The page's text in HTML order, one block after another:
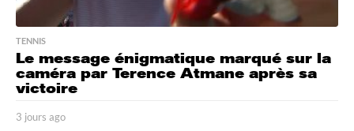
TENNIS
Le message énigmatique marqué sur la
caméra par Terence Atmane après sa
victoire
3 jours ago